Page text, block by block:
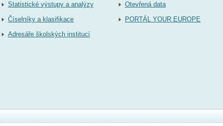
Statistické výstupy a analýzy
Číselníky a klasifikace
Adresáře školských institucí
Otevřená data
PORTÁL YOUR EUROPE